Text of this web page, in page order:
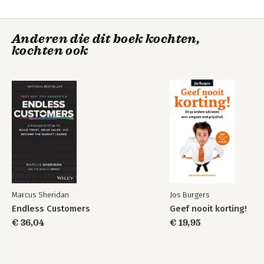
Anderen die dit boek kochten,
kochten ook
Marcus Sheridan
Endless Customers
€ 36,04
Jos Burgers
Geef nooit korting!
€ 19,95